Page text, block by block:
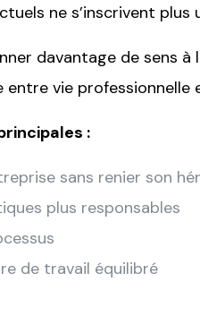
ne s’inscrivent
davantage de sens
entre vie
:
sans renier son
plus responsables
de travail équilibré